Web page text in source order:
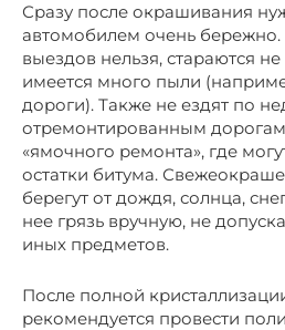
Сразу после окрашивания
автомобилем очень бережно.
выездов нельзя, стараются
имеется много пыли
дороги). Также не ездят по
отремонтированным
«ямочного ремонта», где
остатки битума.
берегут от дождя, солнца,
нее грязь вручную, не
иных предметов.
После полной
рекомендуется провести